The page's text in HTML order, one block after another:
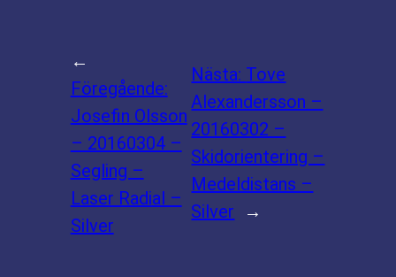
←
Föregående:
Josefin Olsson
– 20160304 –
Segling –
Laser Radial –
Silver
Nästa: Tove
Alexandersson –
20160302 –
Skidorientering –
Medeldistans –
Silver
→